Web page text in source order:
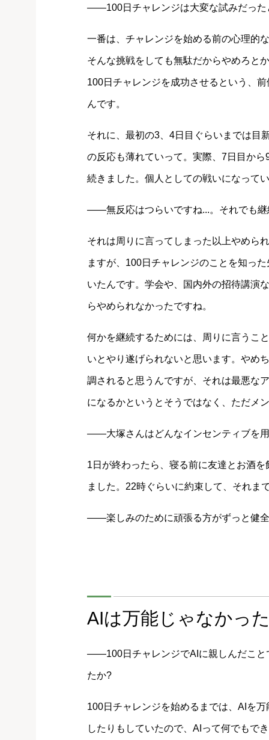
――100日チャレンジは大変な試みだった
一番は、チャレンジを始める前の心理的
そんな挑戦をしても無駄だからやめろと
100日チャレンジを成功させるという、
んです。
それに、最初の3、4日目ぐらいまでは目
の反応も薄れていって。実際、7日目か
続きました。個人としての戦いになって
――無反応はつらいですね...。それでも継
それは周りに言ってしまった以上やめら
ますが、100日チャレンジのことを知っ
いたんです。学会や、国内外の招待講演
らやめられなかったですね。
何かを継続するためには、周りに言うこ
いとやり遂げられないと思います。やめ
調されると思うんですが、それは最悪な
になるかというとそうではなく、ただメ
――大塚さんはどんなインセンティブを
1日が終わったら、寝る前に友達とお酒
ました。22時ぐらいに約束して、それま
――楽しみのために頑張る方がずっと健
AIは万能じゃなかっ
――100日チャレンジでAIに親しんだこと
たか?
100日チャレンジを始めるまでは、AIを
したりもしていたので、AIって何でもで